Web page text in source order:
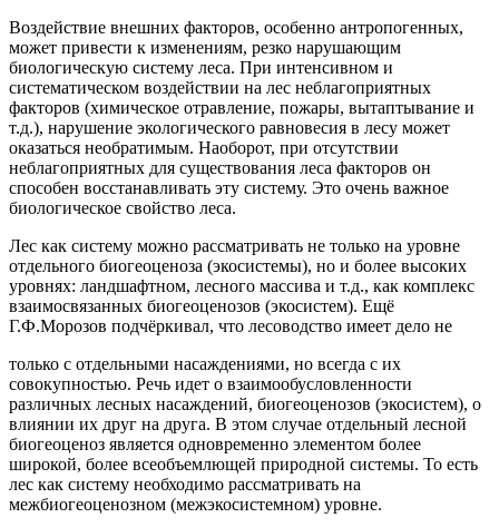
Воздействие внешних факторов, особенно антропогенных,
может привести к изменениям, резко нарушающим
биологическую систему леса. При интенсивном и
систематическом воздействии на лес неблагоприятных
факторов (химическое отравление, пожары, вытаптывание и
т.д.), нарушение экологического равновесия в лесу может
оказаться необратимым. Наоборот, при отсутствии
неблагоприятных для существования леса факторов он
способен восстанавливать эту систему. Это очень важное
биологическое свойство леса.
Лес как систему можно рассматривать не только на уровне
отдельного биогеоценоза (экосистемы), но и более высоких
уровнях: ландшафтном, лесного массива и т.д., как комплекс
взаимосвязанных биогеоценозов (экосистем). Ещё
Г.Ф.Морозов подчёркивал, что лесоводство имеет дело не
только с отдельными насаждениями, но всегда с их
совокупностью. Речь идет о взаимообусловленности
различных лесных насаждений, биогеоценозов (экосистем), о
влиянии их друг на друга. В этом случае отдельный лесной
биогеоценоз является одновременно элементом более
широкой, более всеобъемлющей природной системы. То есть
лес как систему необходимо рассматривать на
межбиогеоценозном (межэкосистемном) уровне.